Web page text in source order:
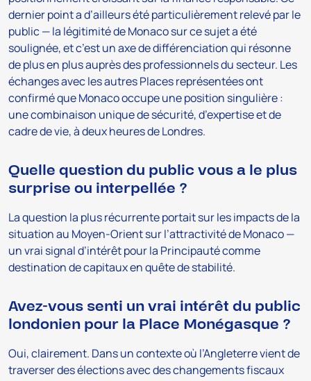
dernier point a d’ailleurs été particulièrement relevé par le
public — la légitimité de Monaco sur ce sujet a été
soulignée, et c’est un axe de différenciation qui résonne
de plus en plus auprès des professionnels du secteur. Les
échanges avec les autres Places représentées ont
confirmé que Monaco occupe une position singulière :
une combinaison unique de sécurité, d’expertise et de
cadre de vie, à deux heures de Londres.
Quelle question du public vous a le plus
surprise ou interpellée ?
La question la plus récurrente portait sur les impacts de la
situation au Moyen-Orient sur l’attractivité de Monaco —
un vrai signal d’intérêt pour la Principauté comme
destination de capitaux en quête de stabilité.
Avez-vous senti un vrai intérêt du public
londonien pour la Place Monégasque ?
Oui, clairement. Dans un contexte où l’Angleterre vient de
traverser des élections avec des changements fiscaux